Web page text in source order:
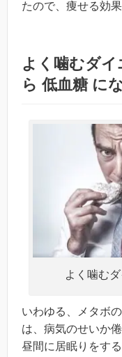
たので、痩せる効
よく噛むダ
ら 低血糖 に
よく噛む
いわゆる、メタボ
は、病気のせいか
昼間に居眠りをす